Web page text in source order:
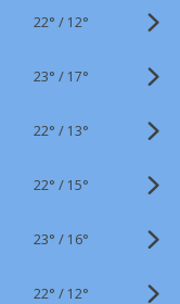
22° / 12°
23° / 17°
22° / 13°
22° / 15°
23° / 16°
22° / 12°